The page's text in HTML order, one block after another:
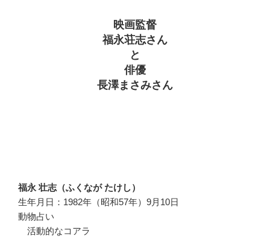
映画監督
福永荘志さん
と
俳優
長澤まさみさん
福永 壮志（ふくなが たけし）
生年月日：1982年（昭和57年）9月10日
動物占い
活動的なコアラ